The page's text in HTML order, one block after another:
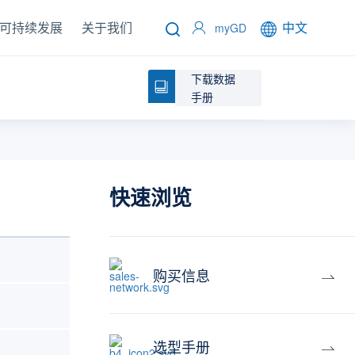
可持续发展 关于我们 myGD 中文
下载数据
手册
快速浏览
购买信息
选型手册